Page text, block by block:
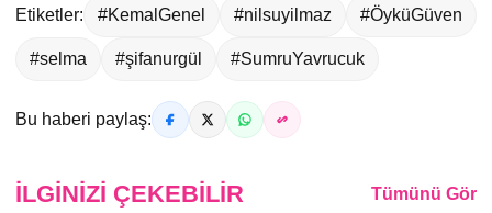
Etiketler: #KemalGenel #nilsuyilmaz #ÖyküGüven
#selma #şifanurgül #SumruYavrucuk
Bu haberi paylaş:
İLGINIZI ÇEKEBILIR Tümünü Gör